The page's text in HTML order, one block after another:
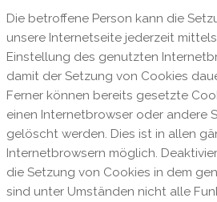
Die betroffene Person kann die
unsere Internetseite jederzeit
Einstellung des genutzten
damit der Setzung von Cookies
Ferner können bereits gesetzte
einen Internetbrowser oder andere
gelöscht werden. Dies ist in allen
Internetbrowsern möglich.
die Setzung von Cookies in dem
sind unter Umständen nicht alle